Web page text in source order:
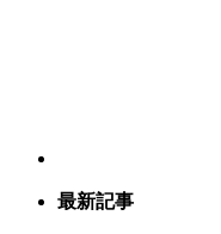
最新記事